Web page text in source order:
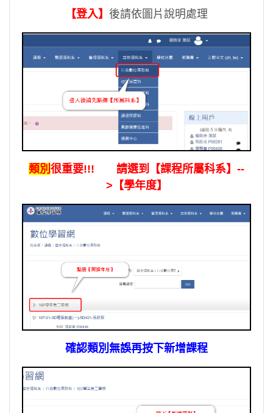
【登入】 後請依圖片說明處理
類別 很重要!!! 請選到【課程所屬科系】--
>【學年度】
確認類別無誤再按下新增課程